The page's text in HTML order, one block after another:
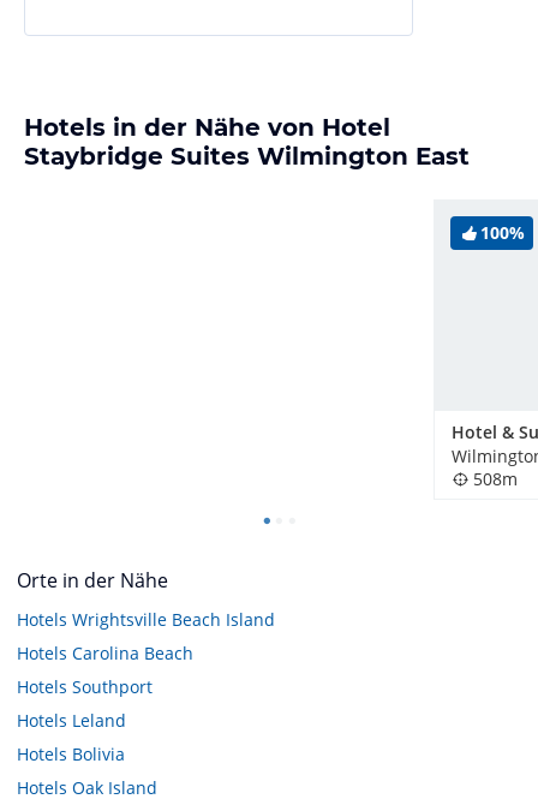
Hotels in der Nähe von Hotel
Staybridge Suites Wilmington East
100%
508m
Orte in der Nähe
Hotels Wrightsville Beach Island
Hotels Carolina Beach
Hotels Southport
Hotels Leland
Hotels Bolivia
Hotels Oak Island